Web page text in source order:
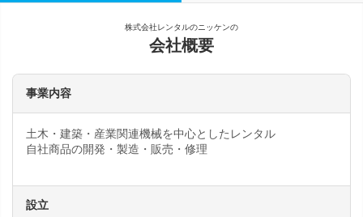
株式会社レンタルのニッケンの
会社概要
事業内容
土木・建築・産業関連機械を中心としたレンタル
自社商品の開発・製造・販売・修理
設立